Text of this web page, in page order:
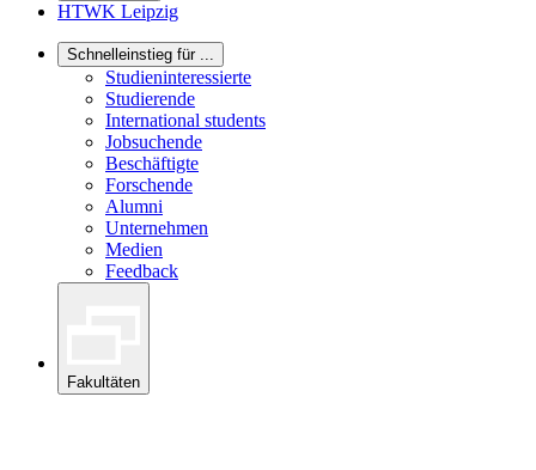
HTWK Leipzig
Schnelleinstieg für ...
Studieninteressierte
Studierende
International students
Jobsuchende
Beschäftigte
Forschende
Alumni
Unternehmen
Medien
Feedback
Fakultäten